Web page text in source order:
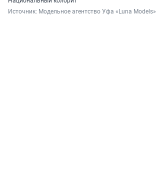
Источник: Модельное агентство Уфа «Luna Models»